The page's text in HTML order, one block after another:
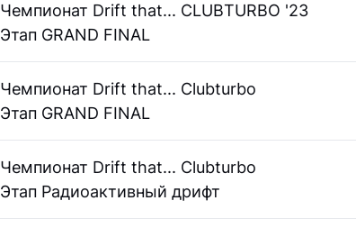
Чемпионат Drift that... CLUBTURBO '23
Этап GRAND FINAL
Чемпионат Drift that... Clubturbo
Этап GRAND FINAL
Чемпионат Drift that... Clubturbo
Этап Радиоактивный дрифт